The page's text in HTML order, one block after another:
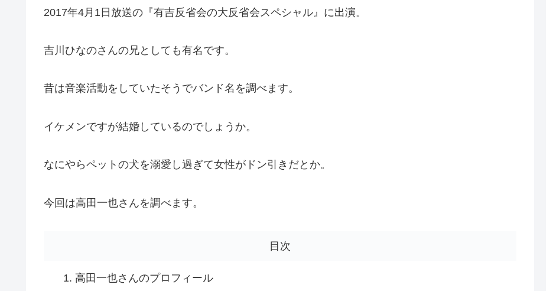
2017年4月1日放送の『有吉反省会の大反省会スペシャル』に出演。
吉川ひなのさんの兄としても有名です。
昔は音楽活動をしていたそうでバンド名を調べます。
イケメンですが結婚しているのでしょうか。
なにやらペットの犬を溺愛し過ぎて女性がドン引きだとか。
今回は高田一也さんを調べます。
目次
高田一也さんのプロフィール